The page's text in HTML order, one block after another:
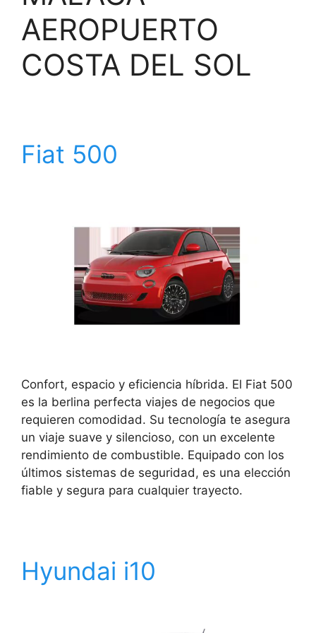
AEROPUERTO
COSTA DEL SOL
Fiat 500
Confort, espacio y eficiencia híbrida. El Fiat 500
es la berlina perfecta viajes de negocios que
requieren comodidad. Su tecnología te asegura
un viaje suave y silencioso, con un excelente
rendimiento de combustible. Equipado con los
últimos sistemas de seguridad, es una elección
fiable y segura para cualquier trayecto.
Hyundai i10